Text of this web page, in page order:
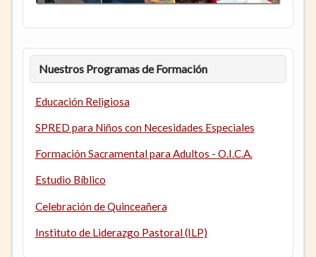
Nuestros Programas de Formación
Educación Religiosa
SPRED para Niños con Necesidades Especiales
Formación Sacramental para Adultos - O.I.C.A.
Estudio Bíblico
Celebración de Quinceañera
Instituto de Liderazgo Pastoral (ILP)